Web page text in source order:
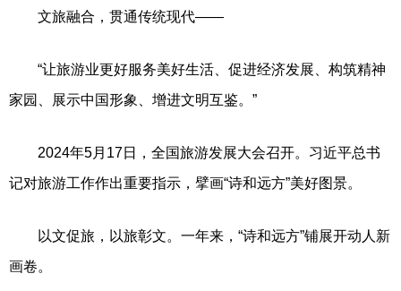
文旅融合，贯通传统现代——
“让旅游业更好服务美好生活、促进经济发展、构筑精神
家园、展示中国形象、增进文明互鉴。”
2024年5月17日，全国旅游发展大会召开。习近平总书
记对旅游工作作出重要指示，擘画“诗和远方”美好图景。
以文促旅，以旅彰文。一年来，“诗和远方”铺展开动人新
画卷。